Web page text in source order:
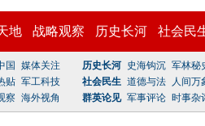
地 战略观察 历史长河 社会民
国
媒体关注
贴 军工科技
察 海外视角
历史长河 史海钩沉 军林秘
社会民生 道德与法
人间万
群英论见 军事评论 时事杂